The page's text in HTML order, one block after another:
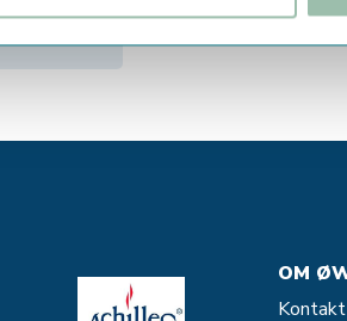
OM
Kontakt